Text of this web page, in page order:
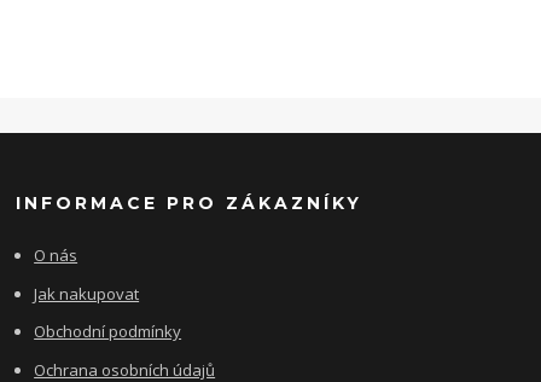
INFORMACE PRO ZÁKAZNÍKY
O nás
Jak nakupovat
Obchodní podmínky
Ochrana osobních údajů